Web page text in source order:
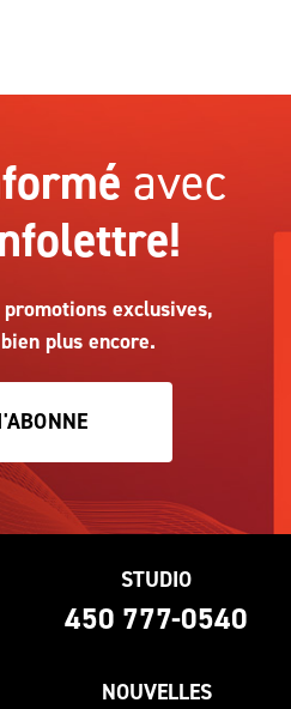
avec
exclusives,
plus encore.
STUDIO
450 777-0540
NOUVELLES